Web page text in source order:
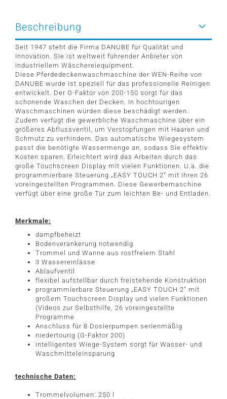
Beschreibung
Seit 1947 steht die Firma DANUBE für Qualität und
Innovation. Sie ist weltweit führender Anbieter von
industriellem Wäschereiequipment.
Diese Pferdedeckenwaschmaschine der WEN-Reihe von
DANUBE wurde ist speziell für das professionelle Reinigen
entwickelt. Der G-Faktor von 200-150 sorgt für das
schonende Waschen der Decken. In hochtourigen
Waschmaschinen würden diese beschädigt werden.
Zudem verfügt die gewerbliche Waschmaschine über ein
größeres Abflussventil, um Verstopfungen mit Haaren und
Schmutz zu verhindern. Das automatische Wiegesystem
passt die benötigte Wassermenge an, sodass Sie effektiv
Kosten sparen. Erleichtert wird das Arbeiten durch das
große Touchscreen Display mit vielen Funktionen. U.a. die
programmierbare Steuerung „EASY TOUCH 2“ mit ihren 26
voreingestellten Programmen. Diese Gewerbemaschine
verfügt über eine große Tür zum leichten Be- und Entladen.
Merkmale:
dampfbeheizt
Bodenverankerung notwendig
Trommel und Wanne aus rostfreiem Stahl
3 Wassereinlässe
Ablaufventil
flexibel aufstellbar durch freistehende Konstruktion
programmierbare Steuerung „EASY TOUCH 2“ mit
großem Touchscreen Display und vielen Funktionen
(Videos zur Selbsthilfe, 26 voreingestellte
Programme
Anschluss für 8 Dosierpumpen serienmäßig
niedertourig (G-Faktor 200)
intelligentes Wiege-System sorgt für Wasser- und
Waschmitteleinsparung
technische Daten:
Trommelvolumen: 250 l